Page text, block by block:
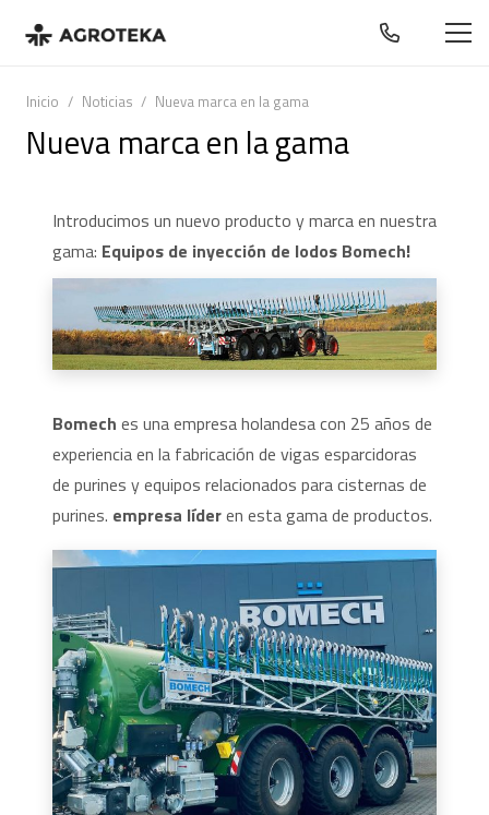
Inicio / Noticias / Nueva marca en la gama
Nueva marca en la gama
Introducimos un nuevo producto y marca en nuestra
gama: Equipos de inyección de lodos Bomech!
Bomech es una empresa holandesa con 25 años de
experiencia en la fabricación de vigas esparcidoras
de purines y equipos relacionados para cisternas de
purines. empresa líderen esta gama de productos.